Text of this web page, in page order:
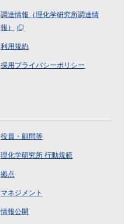
調達情報（理化学研究所調達情
報）
利用規約
採用プライバシーポリシー
役員・顧問等
理化学研究所 行動規範
拠点
マネジメント
情報公開